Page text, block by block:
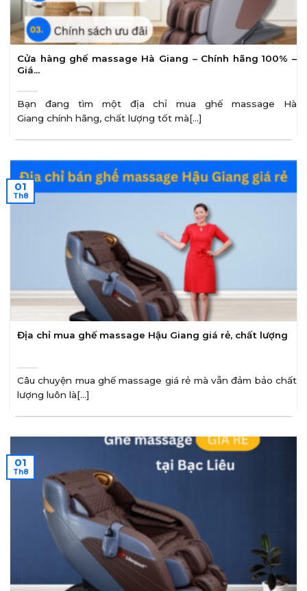
Cửa hàng ghế massage Hà Giang – Chính hãng 100% –
Giá…
Bạn đang tìm một địa chỉ mua ghế massage Hà
Giang chính hãng, chất lượng tốt mà[...]
Địa chỉ mua ghế massage Hậu Giang giá rẻ, chất lượng
Câu chuyện mua ghế massage giá rẻ mà vẫn đảm bảo chất
lượng luôn là[...]
01
Th8
01
Th8